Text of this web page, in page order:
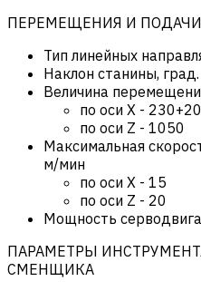
ПЕРЕМЕЩЕНИЯ И ПОДАЧИ
Тип линейных
Наклон станины, град.
Величина
по оси Х - 230+20
по оси Z - 1050
Максимальная
м/мин
по оси Х - 15
по оси Z - 20
Мощность
ПАРАМЕТРЫ
СМЕНЩИКА